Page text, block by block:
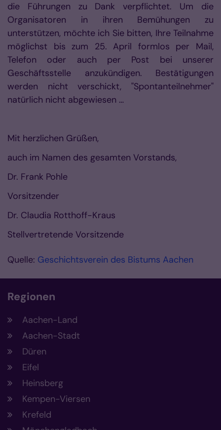
die Führungen zu Dank verpflichtet. Um die
Organisatoren in ihren Bemühungen zu
unterstützen, möchte ich Sie bitten, Ihre Teilnahme
möglichst bis zum 25. April formlos per Mail,
Telefon oder auch per Post bei unserer
Geschäftsstelle anzukündigen. Bestätigungen
werden nicht verschickt, "Spontanteil­nehmer"
natürlich nicht abgewiesen …
Mit herzlichen Grüßen,
auch im Namen des gesamten Vorstands,
Dr. Frank Pohle
Vorsitzender
Dr. Claudia Rotthoff-Kraus
Stellvertretende Vorsitzende
Quelle: Geschichtsverein des Bistums Aachen
Regionen
Aachen-Land
Aachen-Stadt
Düren
Eifel
Heinsberg
Kempen-Viersen
Krefeld